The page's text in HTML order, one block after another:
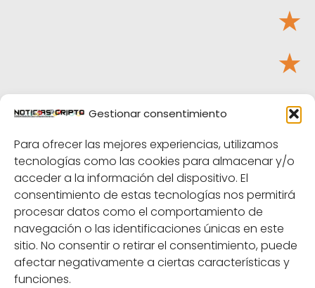
Gestionar consentimiento
Para ofrecer las mejores experiencias, utilizamos
tecnologías como las cookies para almacenar y/o
acceder a la información del dispositivo. El
consentimiento de estas tecnologías nos permitirá
procesar datos como el comportamiento de
navegación o las identificaciones únicas en este
sitio. No consentir o retirar el consentimiento, puede
afectar negativamente a ciertas características y
funciones.
★
★
★
NoticiasCripto